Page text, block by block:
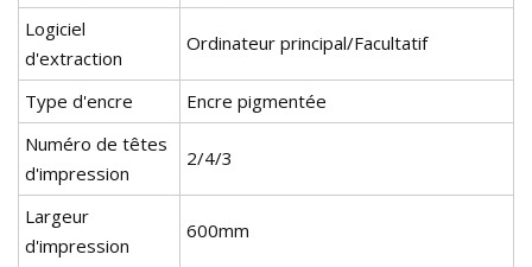
Logiciel
d'extraction
Ordinateur principal/Facultatif
Type d'encre
Encre pigmentée
Numéro de têtes
d'impression
2/4/3
Largeur
d'impression
600mm